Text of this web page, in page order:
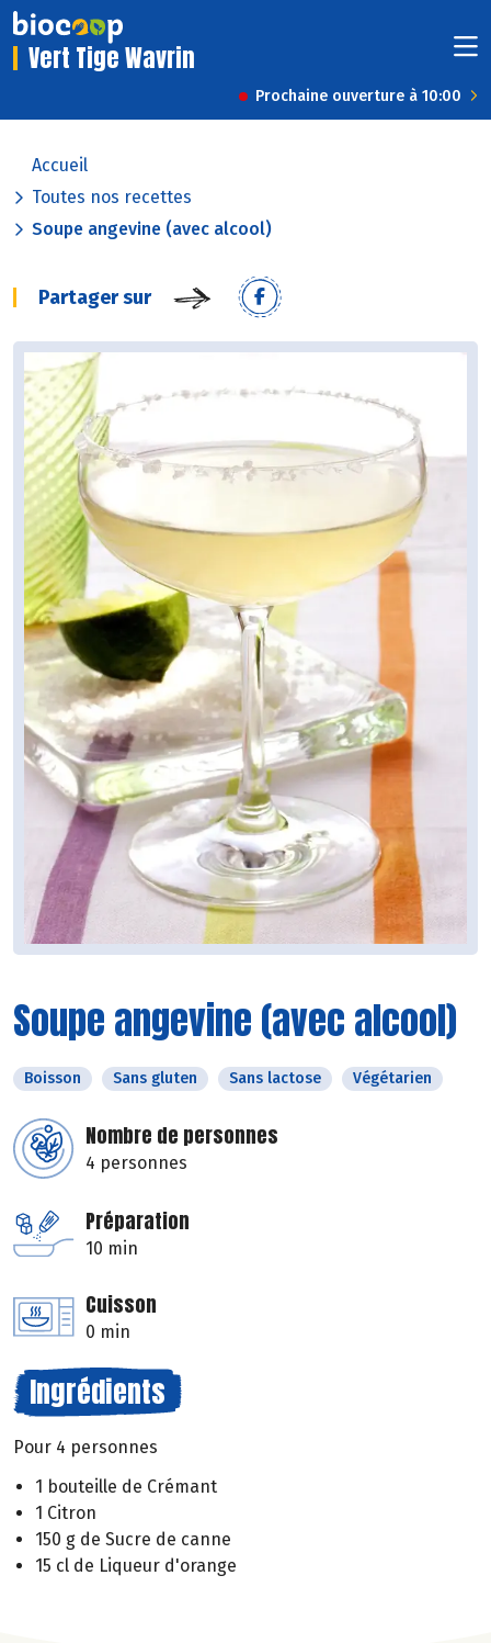
Vert Tige Wavrin
Prochaine ouverture à 10:00
Accueil
Toutes nos recettes
Soupe angevine (avec alcool)
Partager sur
Soupe angevine (avec alcool)
Boisson Sans gluten Sans lactose Végétarien
Nombre de personnes
4 personnes
Préparation
10 min
Cuisson
0 min
Ingrédients
Pour 4 personnes
1 bouteille de Crémant
1 Citron
150 g de Sucre de canne
15 cl de Liqueur d'orange